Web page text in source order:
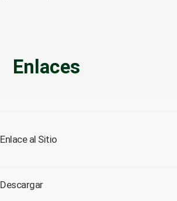
Enlaces
Enlace al Sitio
Descargar